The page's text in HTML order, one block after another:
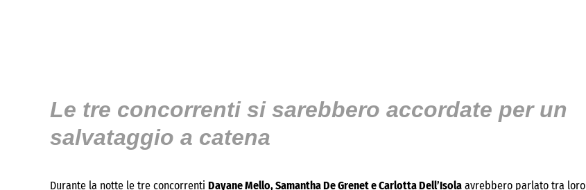
Le tre concorrenti si sarebbero accordate per un
salvataggio a catena
Durante la notte le tre concorrenti Dayane Mello, Samantha De Grenet e Carlotta Dell’Isola avrebbero parlato tra loro